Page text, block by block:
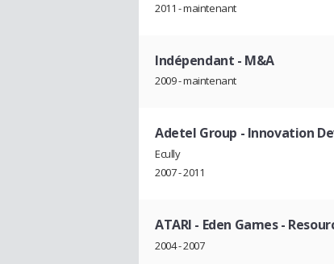
2011 - maintenant
Indépendant - M&A
2009 - maintenant
Adetel Group - Innovation
Ecully
2007 - 2011
ATARI - Eden Games-
2004 - 2007